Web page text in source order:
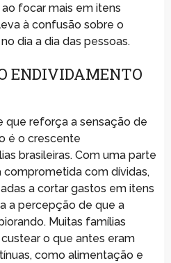
focar mais em itens
à confusão sobre o
dia a dia das pessoas.
ENDIVIDAMENTO
que reforça a sensação de
é o crescente
brasileiras. Com uma parte
comprometida com dívidas,
a cortar gastos em itens
a percepção de que a
Muitas famílias
o que antes eram
como alimentação e